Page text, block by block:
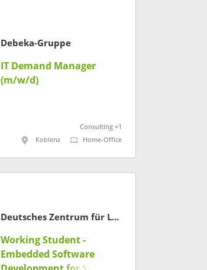
Debeka-Gruppe
IT Demand Manager
(m/w/d)
Consulting +1
Koblenz
Home-Office
Deutsches Zentrum für Luft- und Raumfahrt
Working Student -
Embedded Software